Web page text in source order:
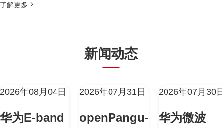
了解更多
新闻动态
2026年08月04日
华为E-band
2026年07月31日
openPangu-
2026年07月30
华为微波